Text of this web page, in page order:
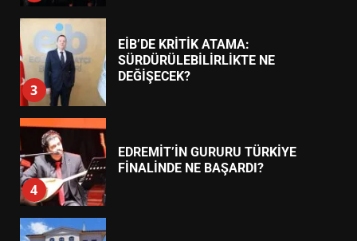
3
EİB’DE KRİTİK ATAMA:
SÜRDÜRÜLEBİLİRLİKTE NE
DEĞİŞECEK?
4
EDREMİT’İN GURURU TÜRKİYE
FİNALİNDE NE BAŞARDI?